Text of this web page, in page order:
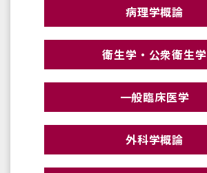
病理学概論
衛生学・公衆衛生学
一般臨床医学
外科学概論